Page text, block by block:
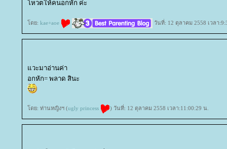
หวตให้คนอกหัก ค่ะ
ดย: kae+aoe วันที่: 12 ตุลาคม 2558 เวลา
วะมาอ่านค่า
อกหัก= พลาด สินะ
ดย: ท่านหญิงฯ (ugly princess ) วันที่: 12 ตุลาคม 2558 เวลา:11:00:29 น.